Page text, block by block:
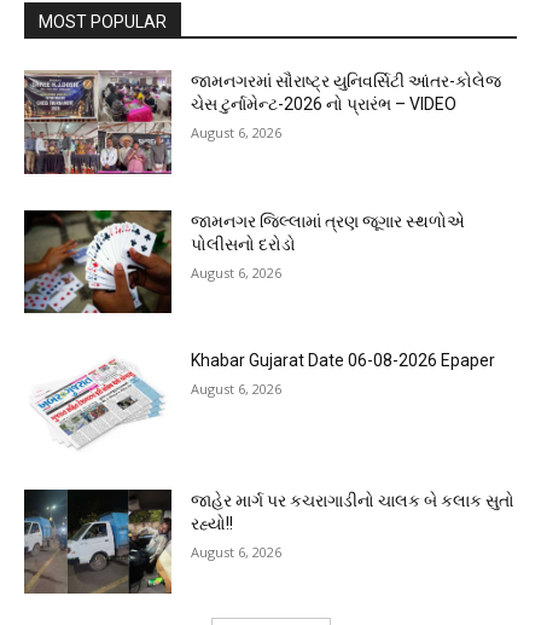
MOST POPULAR
જામનગરમાં સૌરાષ્ટ્ર યુનિવર્સિટી આંતર-કોલેજ
ચેસ ટુર્નામેન્ટ-2026 નો પ્રારંભ – VIDEO
August 6, 2026
જામનગર જિલ્લામાં ત્રણ જૂગાર સ્થળોએ
પોલીસનો દરોડો
August 6, 2026
Khabar Gujarat Date 06-08-2026 Epaper
August 6, 2026
જાહેર માર્ગ પર કચરાગાડીનો ચાલક બે કલાક સુતો
રહ્યો!!
August 6, 2026